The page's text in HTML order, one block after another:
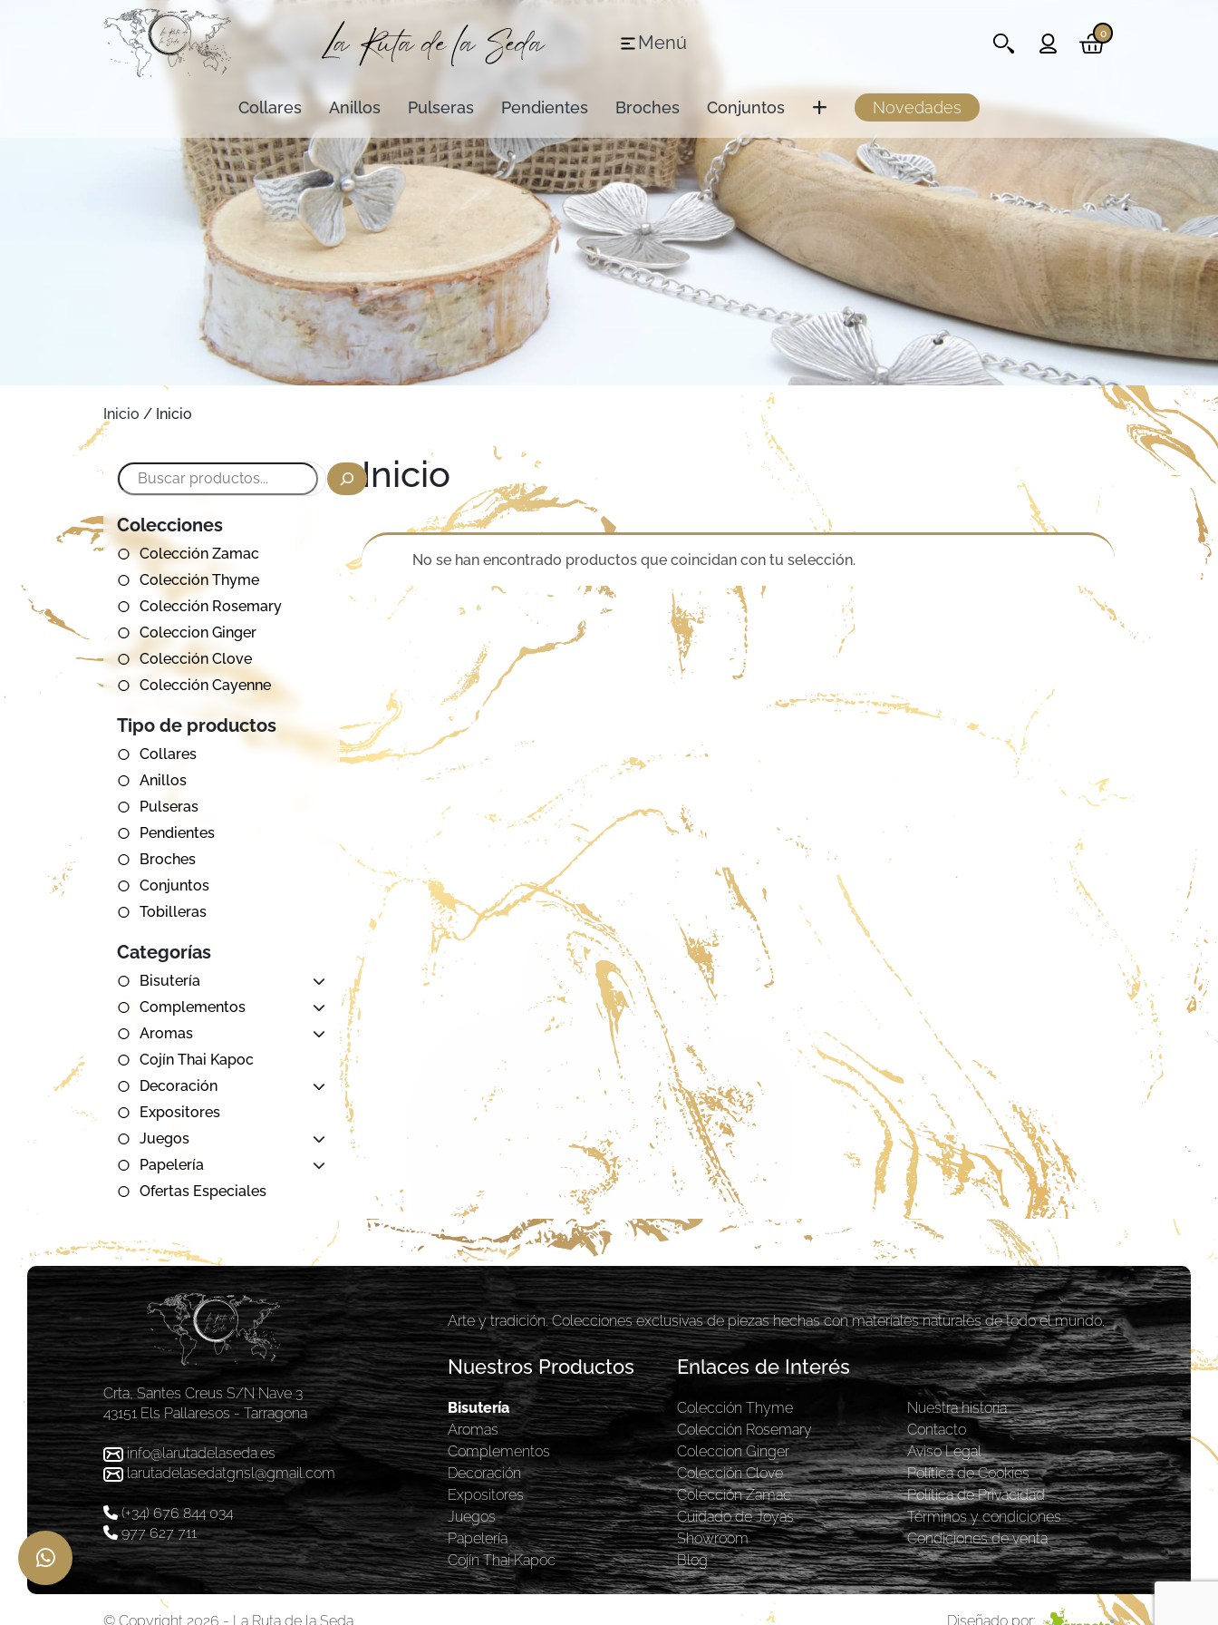
Menú 0
Collares Anillos Pulseras Pendientes Broches Conjuntos Novedades
Inicio / Inicio
Buscar
Colecciones
Colección Zamac
Colección Thyme
Colección Rosemary
Coleccion Ginger
Colección Clove
Colección Cayenne
Tipo de productos
Collares
Anillos
Pulseras
Pendientes
Broches
Conjuntos
Tobilleras
Categorías
Bisutería
Complementos
Aromas
Cojín Thai Kapoc
Decoración
Expositores
Juegos
Papelería
Ofertas Especiales
Inicio
No se han encontrado productos que coincidan con tu selección.
Crta, Santes Creus S/N Nave 3
43151 Els Pallaresos - Tarragona
info@larutadelaseda.es
larutadelasedatgnsl@gmail.com
(+34) 676 844 034
977 627 711
Arte y tradición. Colecciones exclusivas de piezas hechas con materiales naturales de todo el mundo.
Nuestros Productos
Bisutería
Aromas
Complementos
Decoración
Expositores
Juegos
Papelería
Cojín Thai Kapoc
Enlaces de Interés
Colección Thyme
Colección Rosemary
Coleccion Ginger
Colección Clove
Colección Zamac
Cuidado de Joyas
Showroom
Blog
Nuestra historia
Contacto
Aviso Legal
Política de Cookies
Política de Privacidad
Términos y condiciones
Condiciones de venta
© Copyright 2026 - La Ruta de la Seda Diseñado por: